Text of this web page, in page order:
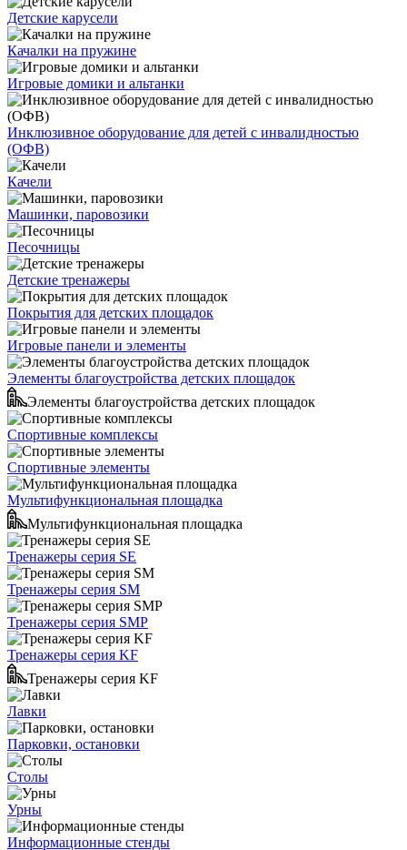
Детские карусели
Качалки на пружине
Игровые домики и альтанки
Инклюзивное оборудование для детей с инвалидностью
(ОФВ)
Качели
Машинки, паровозики
Песочницы
Детские тренажеры
Покрытия для детских площадок
Игровые панели и элементы
Элементы благоустройства детских площадок
Элементы благоустройства детских площадок
Спортивные комплексы
Спортивные элементы
Мультифункциональная площадка
Мультифункциональная площадка
Тренажеры серия SE
Тренажеры серия SM
Тренажеры серия SMP
Тренажеры серия KF
Тренажеры серия KF
Лавки
Парковки, остановки
Столы
Урны
Информационные стенды